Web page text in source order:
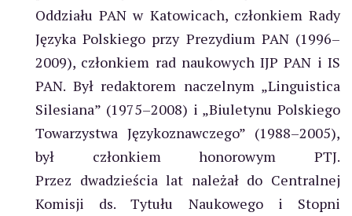
Oddziału PAN w Katowicach, członkiem Rady
Języka Polskiego przy Prezydium PAN (1996–
2009), członkiem rad naukowych IJP PAN i IS
PAN. Był redaktorem naczelnym „Linguistica
Silesiana” (1975–2008) i „Biuletynu Polskiego
Towarzystwa Językoznawczego” (1988–2005),
był członkiem honorowym PTJ.
Przez dwadzieścia lat należał do Centralnej
Komisji ds. Tytułu Naukowego i Stopni